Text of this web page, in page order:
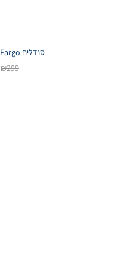
סנדלים Fargo בצבע שחור ולבן
₪299